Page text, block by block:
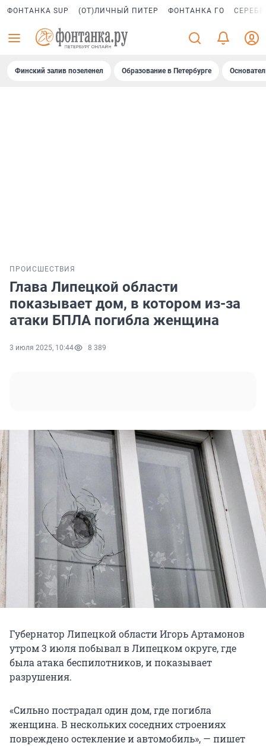
ФОНТАНКА SUP (ОТ)ЛИЧНЫЙ ПИТЕР ФОНТАНКА ГО
Финский залив позеленел Образование в Петербурге
ПРОИСШЕСТВИЯ
Глава Липецкой области
показывает дом, в котором из-за
атаки БПЛА погибла женщина
3 июля 2025, 10:44 8 389
Губернатор Липецкой области Игорь Артамонов
утром 3 июля побывал в Липецком округе, где
была атака беспилотников, и показывает
разрушения.
«Сильно пострадал один дом, где погибла
женщина. В нескольких соседних строениях
повреждено остекление и автомобиль», — пишет